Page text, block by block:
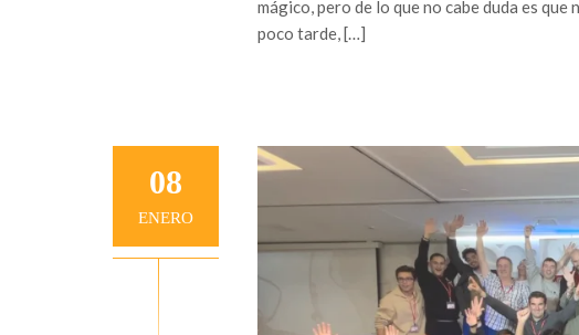
mágico, pero de lo que no cabe duda es
poco tarde, […]
08
ENERO